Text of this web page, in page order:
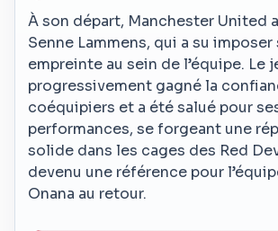
À son départ, Manchester United
Senne Lammens, qui a su imposer
empreinte au sein de l’équipe. Le
progressivement gagné la
coéquipiers et a été salué pour
performances, se forgeant une
solide dans les cages des Red
devenu une référence pour
Onana au retour.